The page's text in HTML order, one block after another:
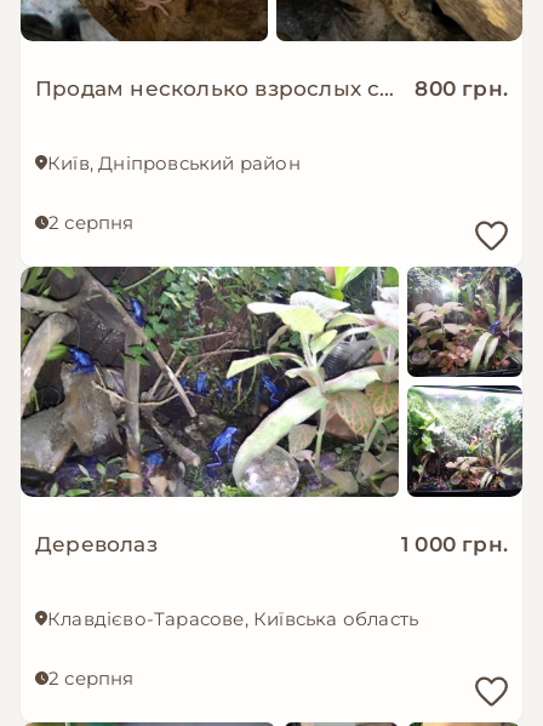
Продам несколько взрослых самок эублефара 800 грн.
Київ, Дніпровський район
2 серпня
Дереволаз 1 000 грн.
Клавдієво-Тарасове, Київська область
2 серпня